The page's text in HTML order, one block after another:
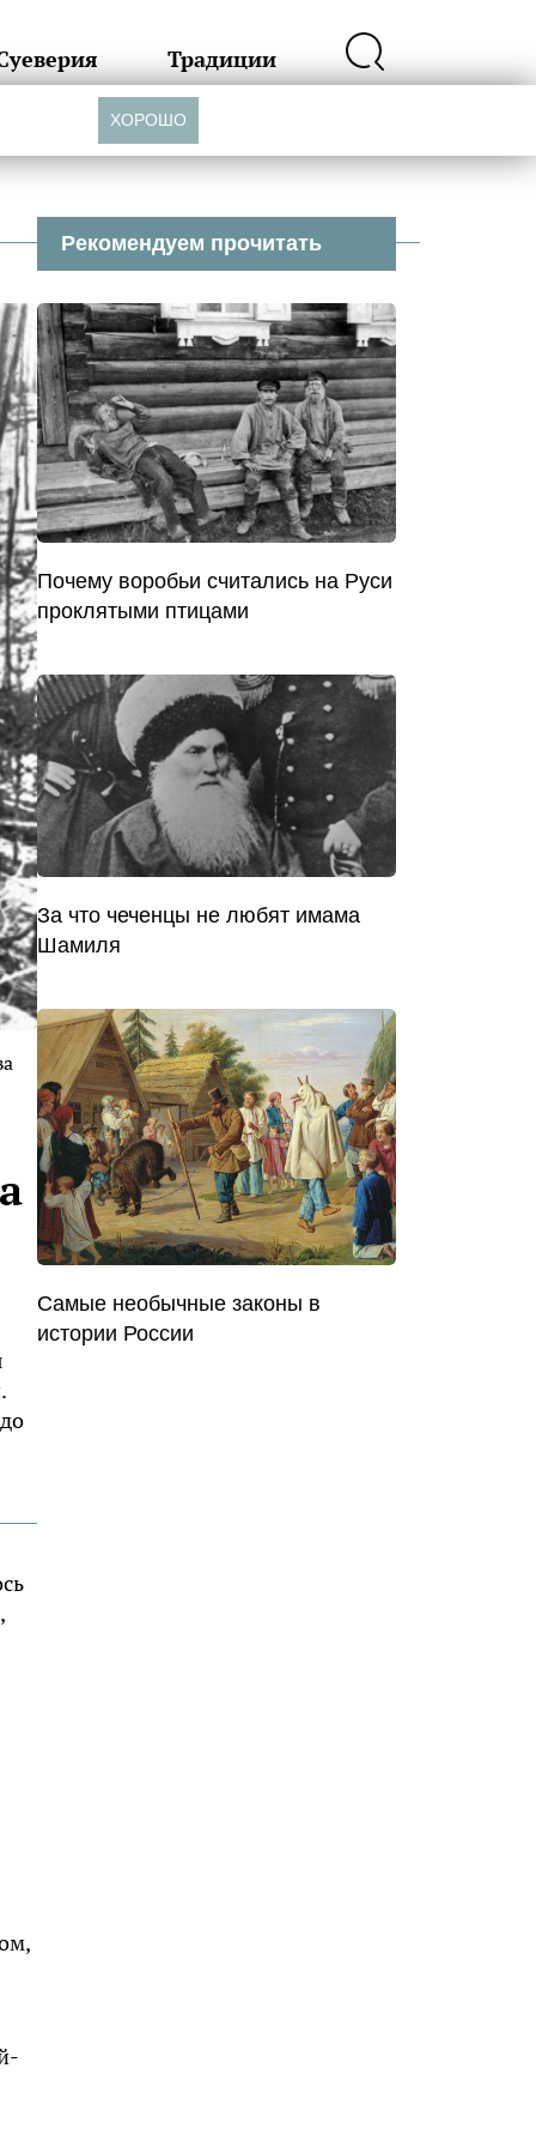
Традиции
Рекомендуем прочитать
Почему воробьи считались на Руси
проклятыми птицами
За что чеченцы не любят имама
Шамиля
Самые необычные законы в
истории России
ХОРОШО